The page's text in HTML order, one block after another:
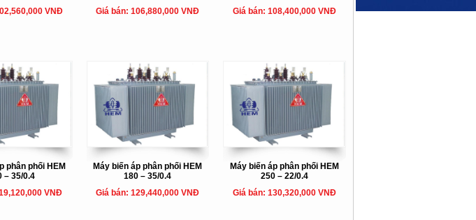
VNĐ
Giá bán: 106,880,000 VNĐ
Giá bán: 108,400,000 VNĐ
phân phối HEM
– 35/0.4
VNĐ
Máy biến áp phân phối HEM
180 – 35/0.4
Giá bán: 129,440,000 VNĐ
Máy biến áp phân phối HEM
250 – 22/0.4
Giá bán: 130,320,000 VNĐ